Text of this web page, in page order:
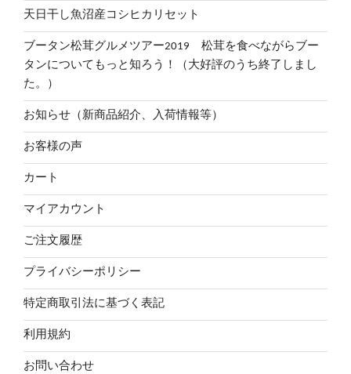
天日干し魚沼産コシヒカリセット
ブータン松茸グルメツアー2019 松茸を食べながらブー
タンについてもっと知ろう！（大好評のうち終了しまし
た。）
お知らせ（新商品紹介、入荷情報等）
お客様の声
カート
マイアカウント
ご注文履歴
プライバシーポリシー
特定商取引法に基づく表記
利用規約
お問い合わせ